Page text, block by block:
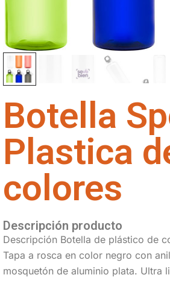
Botella
Plastica
colores
Descripción producto
Descripción Botella de plástico de
Tapa a rosca en color negro con
mosquetón de aluminio plata. Ultra